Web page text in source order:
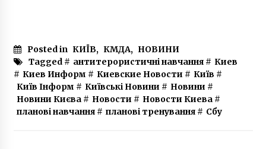
Posted in КИЇВ, КМДА, НОВИНИ
Tagged # антитерористичні навчання# Киев
# Киев Информ # Киевские Новости # Київ #
Київ Інформ # Київські Новини # Новини #
Новини Києва# Новости # Новости Киева#
планові навчання# планові тренування# Сбу